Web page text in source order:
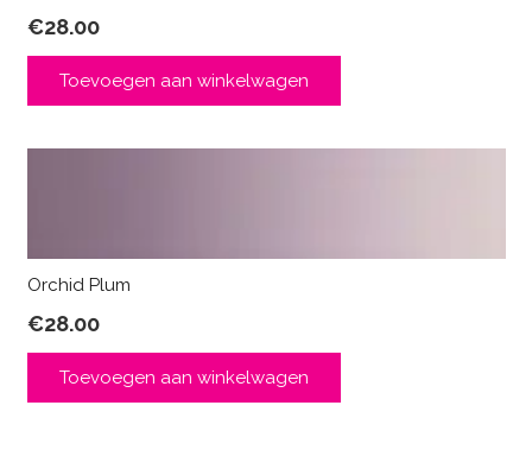
€28.00
Toevoegen aan winkelwagen
Orchid Plum
€28.00
Toevoegen aan winkelwagen